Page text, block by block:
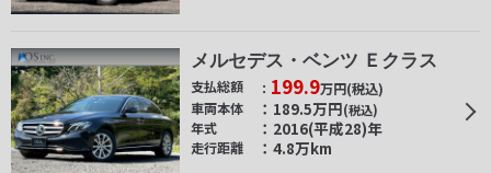
メルセデス・ベンツ Ｅクラス
支払総額 199.9万円(税込)
車両本体
189.5万円(税込)
年式 2016(平成28)年
走行距離 4.8万km